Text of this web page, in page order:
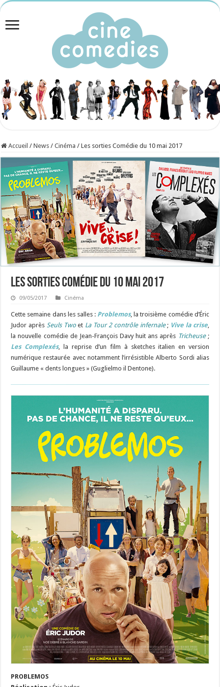
Accueil / News / Cinéma / Les sorties Comédie du 10 mai 2017
Les sorties Comédie du 10 mai 2017
09/05/2017 Cinéma
Cette semaine dans les salles : Problemos, la troisième comédie d’Éric
Judor après Seuls Twoet La Tour 2 contrôle infernale; Vive la crise,
la nouvelle comédie de Jean-François Davy huit ans après Tricheuse;
Les Complexés, la reprise d’un film à sketches italien en version
numérique restaurée avec notamment l’irrésistible Alberto Sordi alias
Guillaume « dents longues » (Guglielmo il Dentone).
PROBLEMOS